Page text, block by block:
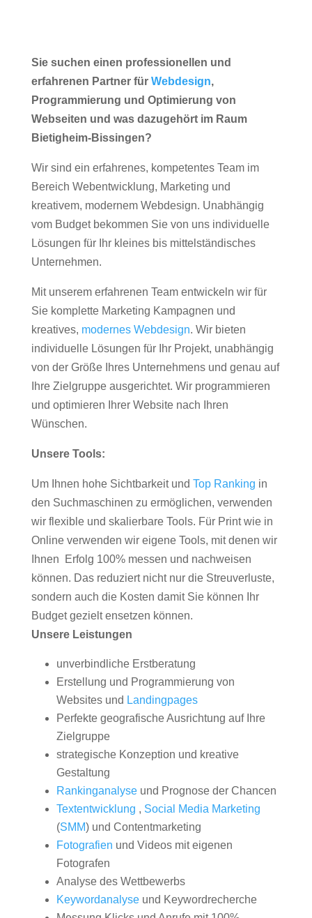
Sie suchen einen professionellen und
erfahrenen Partner für Webdesign,
Programmierung und Optimierung von
Webseiten und was dazugehört im Raum
Bietigheim-Bissingen?
Wir sind ein erfahrenes, kompetentes Team im
Bereich Webentwicklung, Marketing und
kreativem, modernem Webdesign. Unabhängig
vom Budget bekommen Sie von uns individuelle
Lösungen für Ihr kleines bis mittelständisches
Unternehmen.
Mit unserem erfahrenen Team entwickeln wir für
Sie komplette Marketing Kampagnen und
kreatives, modernes Webdesign. Wir bieten
individuelle Lösungen für Ihr Projekt, unabhängig
von der Größe Ihres Unternehmens und genau auf
Ihre Zielgruppe ausgerichtet. Wir programmieren
und optimieren Ihrer Website nach Ihren
Wünschen.
Unsere Tools:
Um Ihnen hohe Sichtbarkeit und Top Ranking in
den Suchmaschinen zu ermöglichen, verwenden
wir flexible und skalierbare Tools. Für Print wie in
Online verwenden wir eigene Tools, mit denen wir
Ihnen Erfolg 100% messen und nachweisen
können. Das reduziert nicht nur die Streuverluste,
sondern auch die Kosten damit Sie können Ihr
Budget gezielt ensetzen können.
Unsere Leistungen
unverbindliche Erstberatung
Erstellung und Programmierung von
Websites und Landingpages
Perfekte geografische Ausrichtung auf Ihre
Zielgruppe
strategische Konzeption und kreative
Gestaltung
Rankinganalyseund Prognose der Chancen
Textentwicklung , Social Media Marketing
(SMM) und Contentmarketing
Fotografien und Videos mit eigenen
Fotografen
Analyse des Wettbewerbs
Keywordanalyseund Keywordrecherche